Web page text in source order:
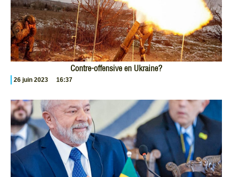
Contre-offensive en Ukraine?
26 juin 2023 16:37